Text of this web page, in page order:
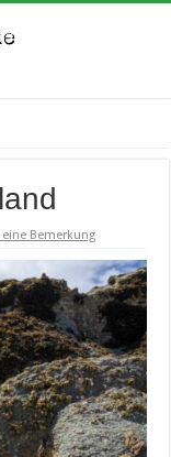
Bemerkung